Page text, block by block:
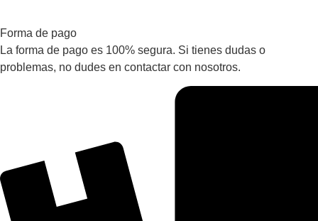
Forma de pago
La forma de pago es 100% segura. Si tienes dudas o
problemas, no dudes en contactar con nosotros.